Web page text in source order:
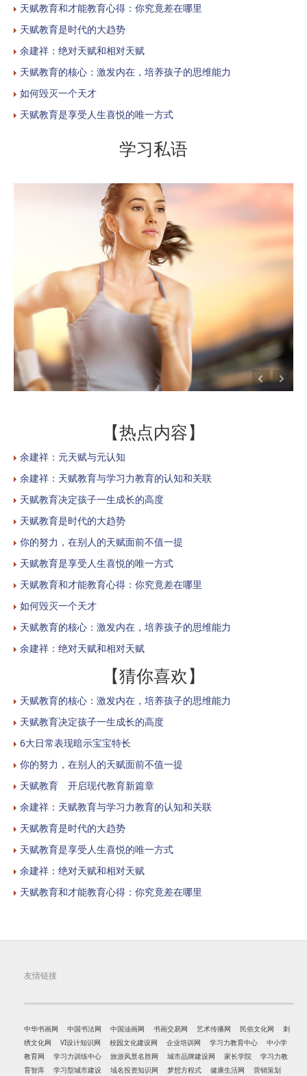
天赋教育和才能教育心得：你究竟差在哪里
天赋教育是时代的大趋势
余建祥：绝对天赋和相对天赋
天赋教育的核心：激发内在，培养孩子的思维能力
如何毁灭一个天才
天赋教育是享受人生喜悦的唯一方式
学习私语
【热点内容】
余建祥：元天赋与元认知
余建祥：天赋教育与学习力教育的认知和关联
天赋教育决定孩子一生成长的高度
天赋教育是时代的大趋势
你的努力，在别人的天赋面前不值一提
天赋教育是享受人生喜悦的唯一方式
天赋教育和才能教育心得：你究竟差在哪里
如何毁灭一个天才
天赋教育的核心：激发内在，培养孩子的思维能力
余建祥：绝对天赋和相对天赋
【猜你喜欢】
天赋教育的核心：激发内在，培养孩子的思维能力
天赋教育决定孩子一生成长的高度
6大日常表现暗示宝宝特长
你的努力，在别人的天赋面前不值一提
天赋教育 开启现代教育新篇章
余建祥：天赋教育与学习力教育的认知和关联
天赋教育是时代的大趋势
天赋教育是享受人生喜悦的唯一方式
余建祥：绝对天赋和相对天赋
天赋教育和才能教育心得：你究竟差在哪里
友情链接
中华书画网 中国书法网 中国油画网 书画交易网 艺术传播网 民俗文化网
刺
绣文化网
VI设计知识网 校园文化建设网 企业培训网 学习力教育中心
中小学
教育网
学习力训练中心 旅游风景名胜网 城市品牌建设网 家长学院
学习力教
育智库
学习型城市建设 域名投资知识网 梦想方程式 健康生活网 营销策划